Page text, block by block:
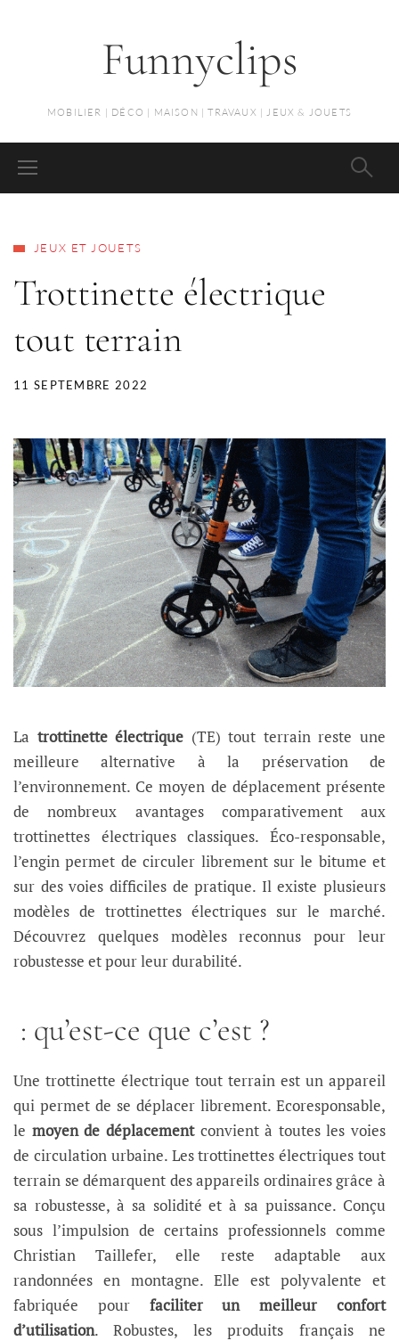
Funnyclips
MOBILIER | DÉCO | MAISON | TRAVAUX | JEUX & JOUETS
JEUX ET JOUETS
Trottinette électrique
tout terrain
11 SEPTEMBRE 2022
La trottinette électrique (TE) tout terrain reste une
meilleure alternative à la préservation de
l’environnement. Ce moyen de déplacement présente
de nombreux avantages comparativement aux
trottinettes électriques classiques. Éco-responsable,
l’engin permet de circuler librement sur le bitume et
sur des voies difficiles de pratique. Il existe plusieurs
modèles de trottinettes électriques sur le marché.
Découvrez quelques modèles reconnus pour leur
robustesse et pour leur durabilité.
: qu’est-ce que c’est ?
Une trottinette électrique tout terrain est un appareil
qui permet de se déplacer librement. Ecoresponsable,
le moyen de déplacementconvient à toutes les voies
de circulation urbaine. Les trottinettes électriques tout
terrain se démarquent des appareils ordinaires grâce à
sa robustesse, à sa solidité et à sa puissance. Conçu
sous l’impulsion de certains professionnels comme
Christian Taillefer, elle reste adaptable aux
randonnées en montagne. Elle est polyvalente et
fabriquée pour faciliter un meilleur confort
d’utilisation. Robustes, les produits français ne